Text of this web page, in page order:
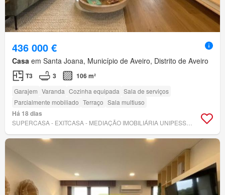
436 000 €
Casa em Santa Joana, Município de Aveiro, Distrito de Aveiro
T3 3 106 m²
Garajem Varanda Cozinha equipada Sala de serviços
Parcialmente mobiliado Terraço Sala multiuso
Há 18 dias